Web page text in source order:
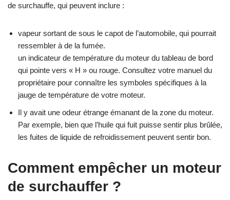
de surchauffe, qui peuvent inclure :
vapeur sortant de sous le capot de l’automobile, qui pourrait
ressembler à de la fumée.
un indicateur de température du moteur du tableau de bord
qui pointe vers « H » ou rouge. Consultez votre manuel du
propriétaire pour connaître les symboles spécifiques à la
jauge de température de votre moteur.
Il y avait une odeur étrange émanant de la zone du moteur.
Par exemple, bien que l’huile qui fuit puisse sentir plus brûlée,
les fuites de liquide de refroidissement peuvent sentir bon.
Comment empêcher un moteur
de surchauffer ?